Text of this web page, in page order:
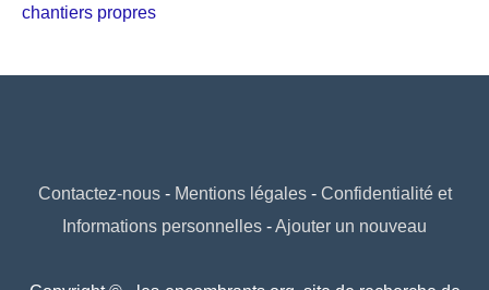
chantiers propres
Contactez-nous- Mentions légales- Confidentialité et
Informations personnelles -Ajouter un nouveau